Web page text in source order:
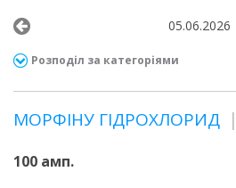
05.06.2026
Розподіл за категоріями
МОРФІНУ ГІДРОХЛОРИД
100 амп.